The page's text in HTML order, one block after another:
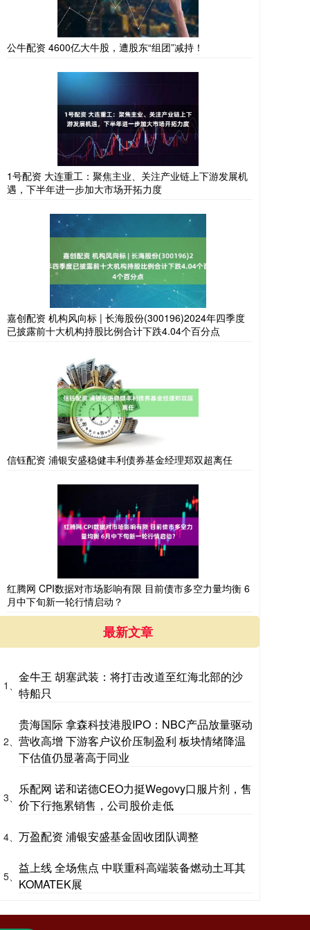
公牛配资 4600亿大牛股，遭股东“组团”减持！
1号配资 大连重工：聚焦主业、关注产业链上下游发展机
遇，下半年进一步加大市场开拓力度
嘉创配资 机构风向标 | 长海股份(300196)2024年四季度
已披露前十大机构持股比例合计下跌4.04个百分点
信钰配资 浦银安盛稳健丰利债券基金经理郑双超离任
红腾网 CPI数据对市场影响有限 目前债市多空力量均衡 6
月中下旬新一轮行情启动？
最新文章
1、
金牛王 胡塞武装：将打击改道至红海北部的沙
特船只
2、
贵海国际 拿森科技港股IPO：NBC产品放量驱动
营收高增 下游客户议价压制盈利 板块情绪降温
下估值仍显著高于同业
3、
乐配网 诺和诺德CEO力挺Wegovy口服片剂，售
价下行拖累销售，公司股价走低
4、 万盈配资 浦银安盛基金固收团队调整
5、
益上线 全场焦点 中联重科高端装备燃动土耳其
KOMATEK展